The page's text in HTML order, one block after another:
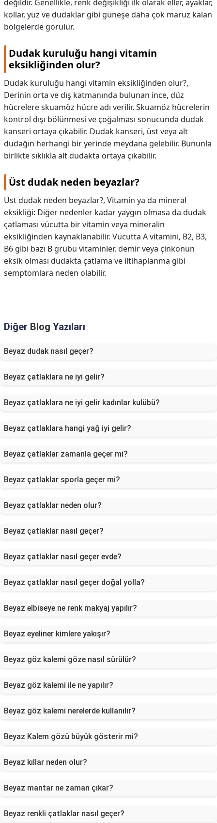
değildir. Genellikle, renk değişikliği ilk olarak eller, ayaklar,
kollar, yüz ve dudaklar gibi güneşe daha çok maruz kalan
bölgelerde görülür.
Dudak kuruluğu hangi vitamin
eksikliğinden olur?
Dudak kuruluğu hangi vitamin eksikliğinden olur?,
Derinin orta ve dış katmanında bulunan ince, düz
hücrelere skuamöz hücre adı verilir. Skuamöz hücrelerin
kontrol dışı bölünmesi ve çoğalması sonucunda dudak
kanseri ortaya çıkabilir. Dudak kanseri, üst veya alt
dudağın herhangi bir yerinde meydana gelebilir. Bununla
birlikte sıklıkla alt dudakta ortaya çıkabilir.
Üst dudak neden beyazlar?
Üst dudak neden beyazlar?, Vitamin ya da mineral
eksikliği: Diğer nedenler kadar yaygın olmasa da dudak
çatlaması vücutta bir vitamin veya mineralin
eksikliğinden kaynaklanabilir. Vücutta A vitamini, B2, B3,
B6 gibi bazı B grubu vitaminler, demir veya çinkonun
eksik olması dudakta çatlama ve iltihaplanma gibi
semptomlara neden olabilir.
Diğer Blog Yazıları
Beyaz dudak nasıl geçer?
Beyaz çatlaklara ne iyi gelir?
Beyaz çatlaklara ne iyi gelir kadınlar kulübü?
Beyaz çatlaklara hangi yağ iyi gelir?
Beyaz çatlaklar zamanla geçer mi?
Beyaz çatlaklar sporla geçer mi?
Beyaz çatlaklar neden olur?
Beyaz çatlaklar nasıl geçer?
Beyaz çatlaklar nasıl geçer evde?
Beyaz çatlaklar nasıl geçer doğal yolla?
Beyaz elbiseye ne renk makyaj yapılır?
Beyaz eyeliner kimlere yakışır?
Beyaz göz kalemi göze nasıl sürülür?
Beyaz göz kalemi ile ne yapılır?
Beyaz göz kalemi nerelerde kullanılır?
Beyaz Kalem gözü büyük gösterir mi?
Beyaz kıllar neden olur?
Beyaz mantar ne zaman çıkar?
Beyaz renkli çatlaklar nasıl geçer?